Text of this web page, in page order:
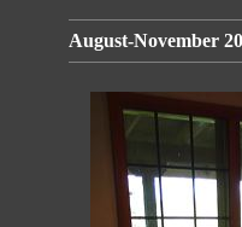
August-November